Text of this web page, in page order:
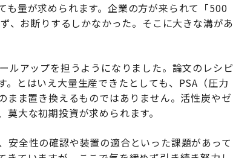
も量が求められます。企業の方が来られて「500
、お断りするしかなかった。そこに大きな溝があ
ルアップを担うようになりました。論文のレシピ
とはいえ大量生産できたとしても、PSA（圧力
まま置き換えるものではありません。活性炭やゼ
大な初期投資が求められます。
全性の確認や装置の適合といった課題があって